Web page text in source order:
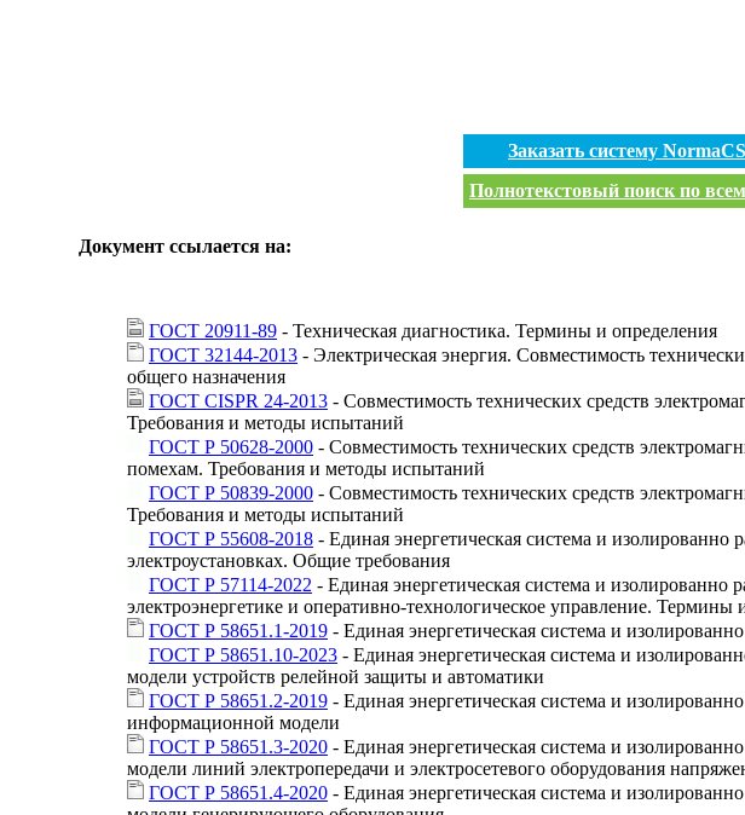
Заказать систему
Полнотекстовый поиск по
Документ ссылается на:
ГОСТ 20911-89 - Техническая диагностика. Термины и определения
ГОСТ 32144-2013 - Электрическая энергия. Совместимость
общего назначения
ГОСТ CISPR 24-2013 - Совместимость технических средств
Требования и методы испытаний
ГОСТ Р 50628-2000 - Совместимость технических средств
помехам. Требования и методы испытаний
ГОСТ Р 50839-2000 - Совместимость технических средств
Требования и методы испытаний
ГОСТ Р 55608-2018 - Единая энергетическая система и
электроустановках. Общие требования
ГОСТ Р 57114-2022 - Единая энергетическая система и
электроэнергетике и оперативно-технологическое управление. Термины
ГОСТ Р 58651.1-2019 - Единая энергетическая система и
ГОСТ Р 58651.10-2023 - Единая энергетическая система и
модели устройств релейной защиты и автоматики
ГОСТ Р 58651.2-2019 - Единая энергетическая система и
информационной модели
ГОСТ Р 58651.3-2020 - Единая энергетическая система и
модели линий электропередачи и электросетевого оборудования
ГОСТ Р 58651.4-2020 - Единая энергетическая система и